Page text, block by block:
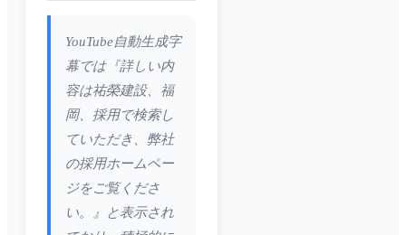
YouTube自動生成字
幕では『詳しい内
容は祐榮建設、福
岡、採用で検索し
ていただき、弊社
の採用ホームペー
ジをご覧くださ
い。』と表示され